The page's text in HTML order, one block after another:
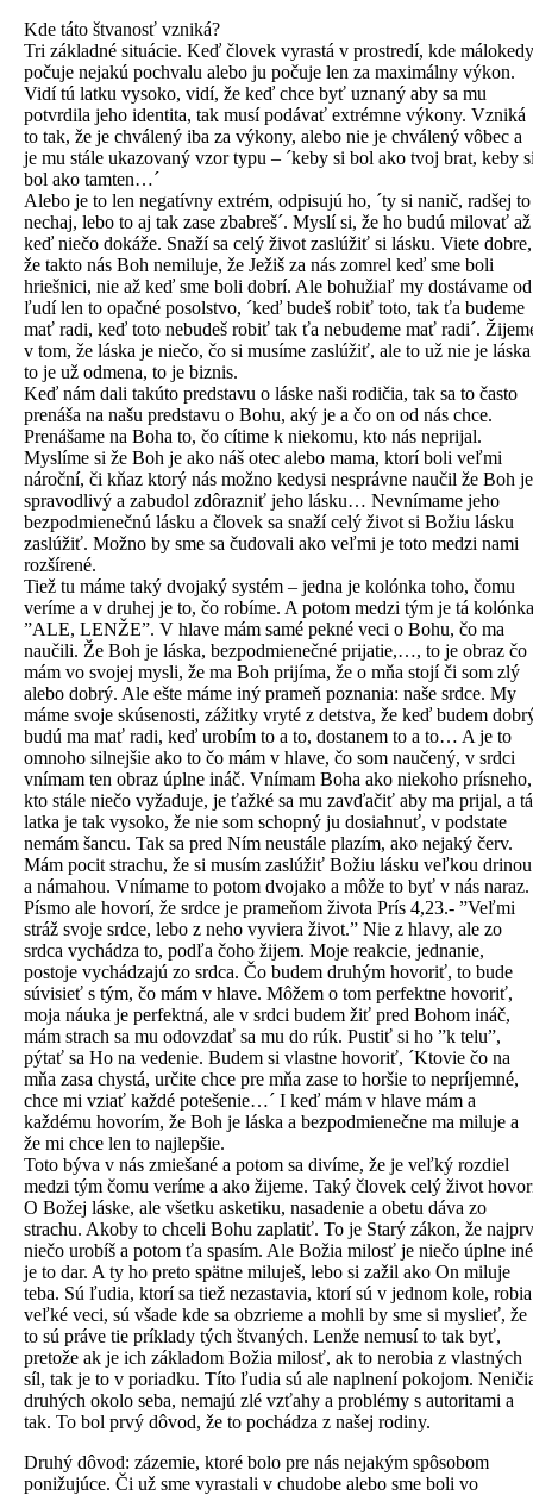
Kde táto štvanosť vzniká?
Tri základné situácie. Keď človek vyrastá v prostredí, kde málokedy
počuje nejakú pochvalu alebo ju počuje len za maximálny výkon.
Vidí tú latku vysoko, vidí, že keď chce byť uznaný aby sa mu
potvrdila jeho identita, tak musí podávať extrémne výkony. Vzniká
to tak, že je chválený iba za výkony, alebo nie je chválený vôbec a
je mu stále ukazovaný vzor typu – ´keby si bol ako tvoj brat, keby
bol ako tamten…´
Alebo je to len negatívny extrém, odpisujú ho, ´ty si nanič, radšej to
nechaj, lebo to aj tak zase zbabreš´. Myslí si, že ho budú milovať až
keď niečo dokáže. Snaží sa celý život zaslúžiť si lásku. Viete dobre,
že takto nás Boh nemiluje, že Ježiš za nás zomrel keď sme boli
hriešnici, nie až keď sme boli dobrí. Ale bohužiaľ my dostávame od
ľudí len to opačné posolstvo, ´keď budeš robiť toto, tak ťa budeme
mať radi, keď toto nebudeš robiť tak ťa nebudeme mať radi´.
v tom, že láska je niečo, čo si musíme zaslúžiť, ale to už nie je láska
to je už odmena, to je biznis.
Keď nám dali takúto predstavu o láske naši rodičia, tak sa to často
prenáša na našu predstavu o Bohu, aký je a čo on od nás chce.
Prenášame na Boha to, čo cítime k niekomu, kto nás neprijal.
Myslíme si že Boh je ako náš otec alebo mama, ktorí boli veľmi
nároční, či kňaz ktorý nás možno kedysi nesprávne naučil že Boh je
spravodlivý a zabudol zdôrazniť jeho lásku… Nevnímame jeho
bezpodmienečnú lásku a človek sa snaží celý život si Božiu lásku
zaslúžiť. Možno by sme sa čudovali ako veľmi je toto medzi nami
rozšírené.
Tiež tu máme taký dvojaký systém – jedna je kolónka toho, čomu
veríme a v druhej je to, čo robíme. A potom medzi tým je tá kolónka
”ALE, LENŽE”. V hlave mám samé pekné veci o Bohu, čo ma
naučili. Že Boh je láska, bezpodmienečné prijatie,…, to je obraz čo
mám vo svojej mysli, že ma Boh prijíma, že o mňa stojí či som zlý
alebo dobrý. Ale ešte máme iný prameň poznania: naše srdce. My
máme svoje skúsenosti, zážitky vryté z detstva, že keď budem
budú ma mať radi, keď urobím to a to, dostanem to a to… A je to
omnoho silnejšie ako to čo mám v hlave, čo som naučený, v srdci
vnímam ten obraz úplne ináč. Vnímam Boha ako niekoho prísneho,
kto stále niečo vyžaduje, je ťažké sa mu zavďačiť aby ma prijal, a tá
latka je tak vysoko, že nie som schopný ju dosiahnuť, v podstate
nemám šancu. Tak sa pred Ním neustále plazím, ako nejaký červ.
Mám pocit strachu, že si musím zaslúžiť Božiu lásku veľkou drinou
a námahou. Vnímame to potom dvojako a môže to byť v nás naraz.
Písmo ale hovorí, že srdce je prameňom života Prís 4,23.- ”Veľmi
stráž svoje srdce, lebo z neho vyviera život.” Nie z hlavy, ale zo
srdca vychádza to, podľa čoho žijem. Moje reakcie, jednanie,
postoje vychádzajú zo srdca. Čo budem druhým hovoriť, to bude
súvisieť s tým, čo mám v hlave. Môžem o tom perfektne hovoriť,
moja náuka je perfektná, ale v srdci budem žiť pred Bohom ináč,
mám strach sa mu odovzdať sa mu do rúk. Pustiť si ho ”k telu”,
pýtať sa Ho na vedenie. Budem si vlastne hovoriť, ´Ktovie čo na
mňa zasa chystá, určite chce pre mňa zase to horšie to nepríjemné,
chce mi vziať každé potešenie…´ I keď mám v hlave mám a
každému hovorím, že Boh je láska a bezpodmienečne ma miluje a
že mi chce len to najlepšie.
Toto býva v nás zmiešané a potom sa divíme, že je veľký rozdiel
medzi tým čomu veríme a ako žijeme. Taký človek celý život
O Božej láske, ale všetku asketiku, nasadenie a obetu dáva zo
strachu. Akoby to chceli Bohu zaplatiť. To je Starý zákon, že najprv
niečo urobíš a potom ťa spasím. Ale Božia milosť je niečo úplne
je to dar. A ty ho preto spätne miluješ, lebo si zažil ako On miluje
teba. Sú ľudia, ktorí sa tiež nezastavia, ktorí sú v jednom kole, robia
veľké veci, sú všade kde sa obzrieme a mohli by sme si myslieť, že
to sú práve tie príklady tých štvaných. Lenže nemusí to tak byť,
pretože ak je ich základom Božia milosť, ak to nerobia z vlastných
síl, tak je to v poriadku. Títo ľudia sú ale naplnení pokojom.
druhých okolo seba, nemajú zlé vzťahy a problémy s autoritami a
tak. To bol prvý dôvod, že to pochádza z našej rodiny.
Druhý dôvod: zázemie, ktoré bolo pre nás nejakým spôsobom
ponižujúce. Či už sme vyrastali v chudobe alebo sme boli vo